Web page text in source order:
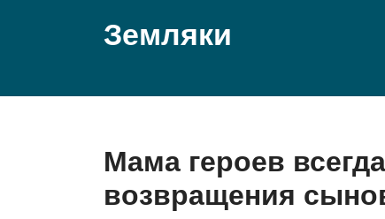
Земляки
Мама героев
возвращения